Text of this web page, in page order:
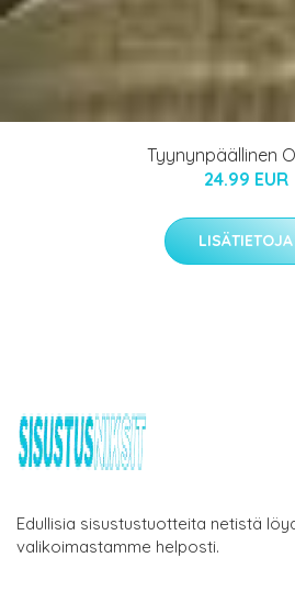
Tyynynpäällinen
24.99 EUR
LISÄTIETOJA
Edullisia sisustustuotteita netistä
valikoimastamme helposti.